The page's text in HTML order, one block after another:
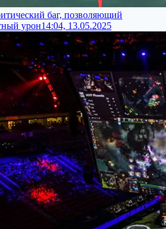
баг, позволяющий
урон14:04, 13.05.2025